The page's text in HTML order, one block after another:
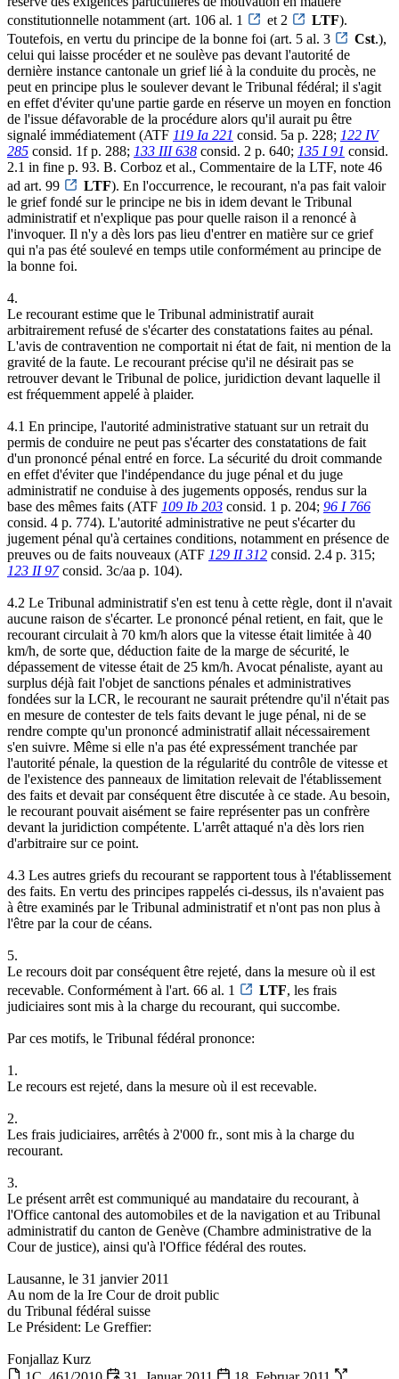
constitutionnelle notamment (art. 106 al. 1
et 2 LTF).
Toutefois, en vertu du principe de la bonne foi (art. 5 al. 3
Cst.),
celui qui laisse procéder et ne soulève pas devant l'autorité de
dernière instance cantonale un grief lié à la conduite du procès, ne
peut en principe plus le soulever devant le Tribunal fédéral; il s'agit
en effet d'éviter qu'une partie garde en réserve un moyen en fonction
de l'issue défavorable de la procédure alors qu'il aurait pu être
signalé immédiatement (ATF 119 Ia 221 consid. 5a p. 228; 122 IV
285 consid. 1f p. 288; 133 III 638 consid. 2 p. 640; 135 I 91 consid.
2.1 in fine p. 93. B. Corboz et al., Commentaire de la LTF, note 46
ad art. 99
LTF). En l'occurrence, le recourant, n'a pas fait valoir
le grief fondé sur le principe ne bis in idem devant le Tribunal
administratif et n'explique pas pour quelle raison il a renoncé à
l'invoquer. Il n'y a dès lors pas lieu d'entrer en matière sur ce grief
qui n'a pas été soulevé en temps utile conformément au principe de
la bonne foi.
4.
Le recourant estime que le Tribunal administratif aurait
arbitrairement refusé de s'écarter des constatations faites au pénal.
L'avis de contravention ne comportait ni état de fait, ni mention de la
gravité de la faute. Le recourant précise qu'il ne désirait pas se
retrouver devant le Tribunal de police, juridiction devant laquelle il
est fréquemment appelé à plaider.
4.1 En principe, l'autorité administrative statuant sur un retrait du
permis de conduire ne peut pas s'écarter des constatations de fait
d'un prononcé pénal entré en force. La sécurité du droit commande
en effet d'éviter que l'indépendance du juge pénal et du juge
administratif ne conduise à des jugements opposés, rendus sur la
base des mêmes faits (ATF 109 Ib 203 consid. 1 p. 204; 96 I 766
consid. 4 p. 774). L'autorité administrative ne peut s'écarter du
jugement pénal qu'à certaines conditions, notamment en présence de
preuves ou de faits nouveaux (ATF 129 II 312 consid. 2.4 p. 315;
123 II 97consid. 3c/aa p. 104).
4.2 Le Tribunal administratif s'en est tenu à cette règle, dont il n'avait
aucune raison de s'écarter. Le prononcé pénal retient, en fait, que le
recourant circulait à 70 km/h alors que la vitesse était limitée à 40
km/h, de sorte que, déduction faite de la marge de sécurité, le
dépassement de vitesse était de 25 km/h. Avocat pénaliste, ayant au
surplus déjà fait l'objet de sanctions pénales et administratives
fondées sur la LCR, le recourant ne saurait prétendre qu'il n'était pas
en mesure de contester de tels faits devant le juge pénal, ni de se
rendre compte qu'un prononcé administratif allait nécessairement
s'en suivre. Même si elle n'a pas été expressément tranchée par
l'autorité pénale, la question de la régularité du contrôle de vitesse et
de l'existence des panneaux de limitation relevait de l'établissement
des faits et devait par conséquent être discutée à ce stade. Au besoin,
le recourant pouvait aisément se faire représenter pas un confrère
devant la juridiction compétente. L'arrêt attaqué n'a dès lors rien
d'arbitraire sur ce point.
4.3 Les autres griefs du recourant se rapportent tous à l'établissement
des faits. En vertu des principes rappelés ci-dessus, ils n'avaient pas
à être examinés par le Tribunal administratif et n'ont pas non plus à
l'être par la cour de céans.
5.
Le recours doit par conséquent être rejeté, dans la mesure où il est
recevable. Conformément à l'art. 66 al. 1
LTF, les frais
judiciaires sont mis à la charge du recourant, qui succombe.
Par ces motifs, le Tribunal fédéral prononce:
1.
Le recours est rejeté, dans la mesure où il est recevable.
2.
Les frais judiciaires, arrêtés à 2'000 fr., sont mis à la charge du
recourant.
3.
Le présent arrêt est communiqué au mandataire du recourant, à
l'Office cantonal des automobiles et de la navigation et au Tribunal
administratif du canton de Genève (Chambre administrative de la
Cour de justice), ainsi qu'à l'Office fédéral des routes.
Lausanne, le 31 janvier 2011
Au nom de la Ire Cour de droit public
du Tribunal fédéral suisse
Le Président: Le Greffier:
Fonjallaz Kurz